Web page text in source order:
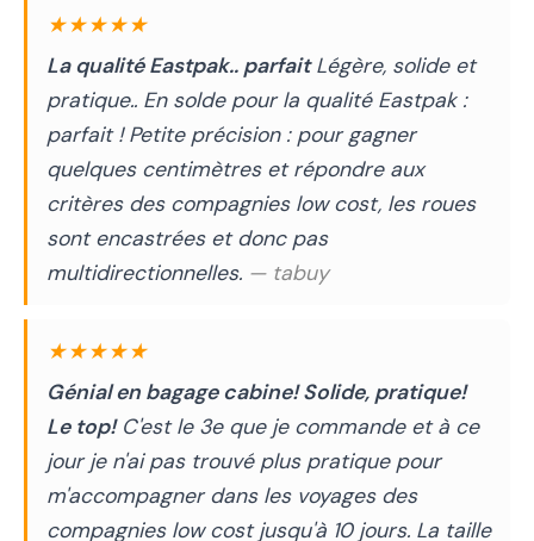
★★★★★
La qualité Eastpak.. parfaitLégère, solide et
pratique.. En solde pour la qualité Eastpak :
parfait ! Petite précision : pour gagner
quelques centimètres et répondre aux
critères des compagnies low cost, les roues
sont encastrées et donc pas
multidirectionnelles. — tabuy
★★★★★
Génial en bagage cabine! Solide, pratique!
Le top!C'est le 3e que je commande et à ce
jour je n'ai pas trouvé plus pratique pour
m'accompagner dans les voyages des
compagnies low cost jusqu'à 10 jours. La taille